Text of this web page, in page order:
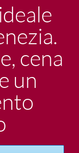
cena
un